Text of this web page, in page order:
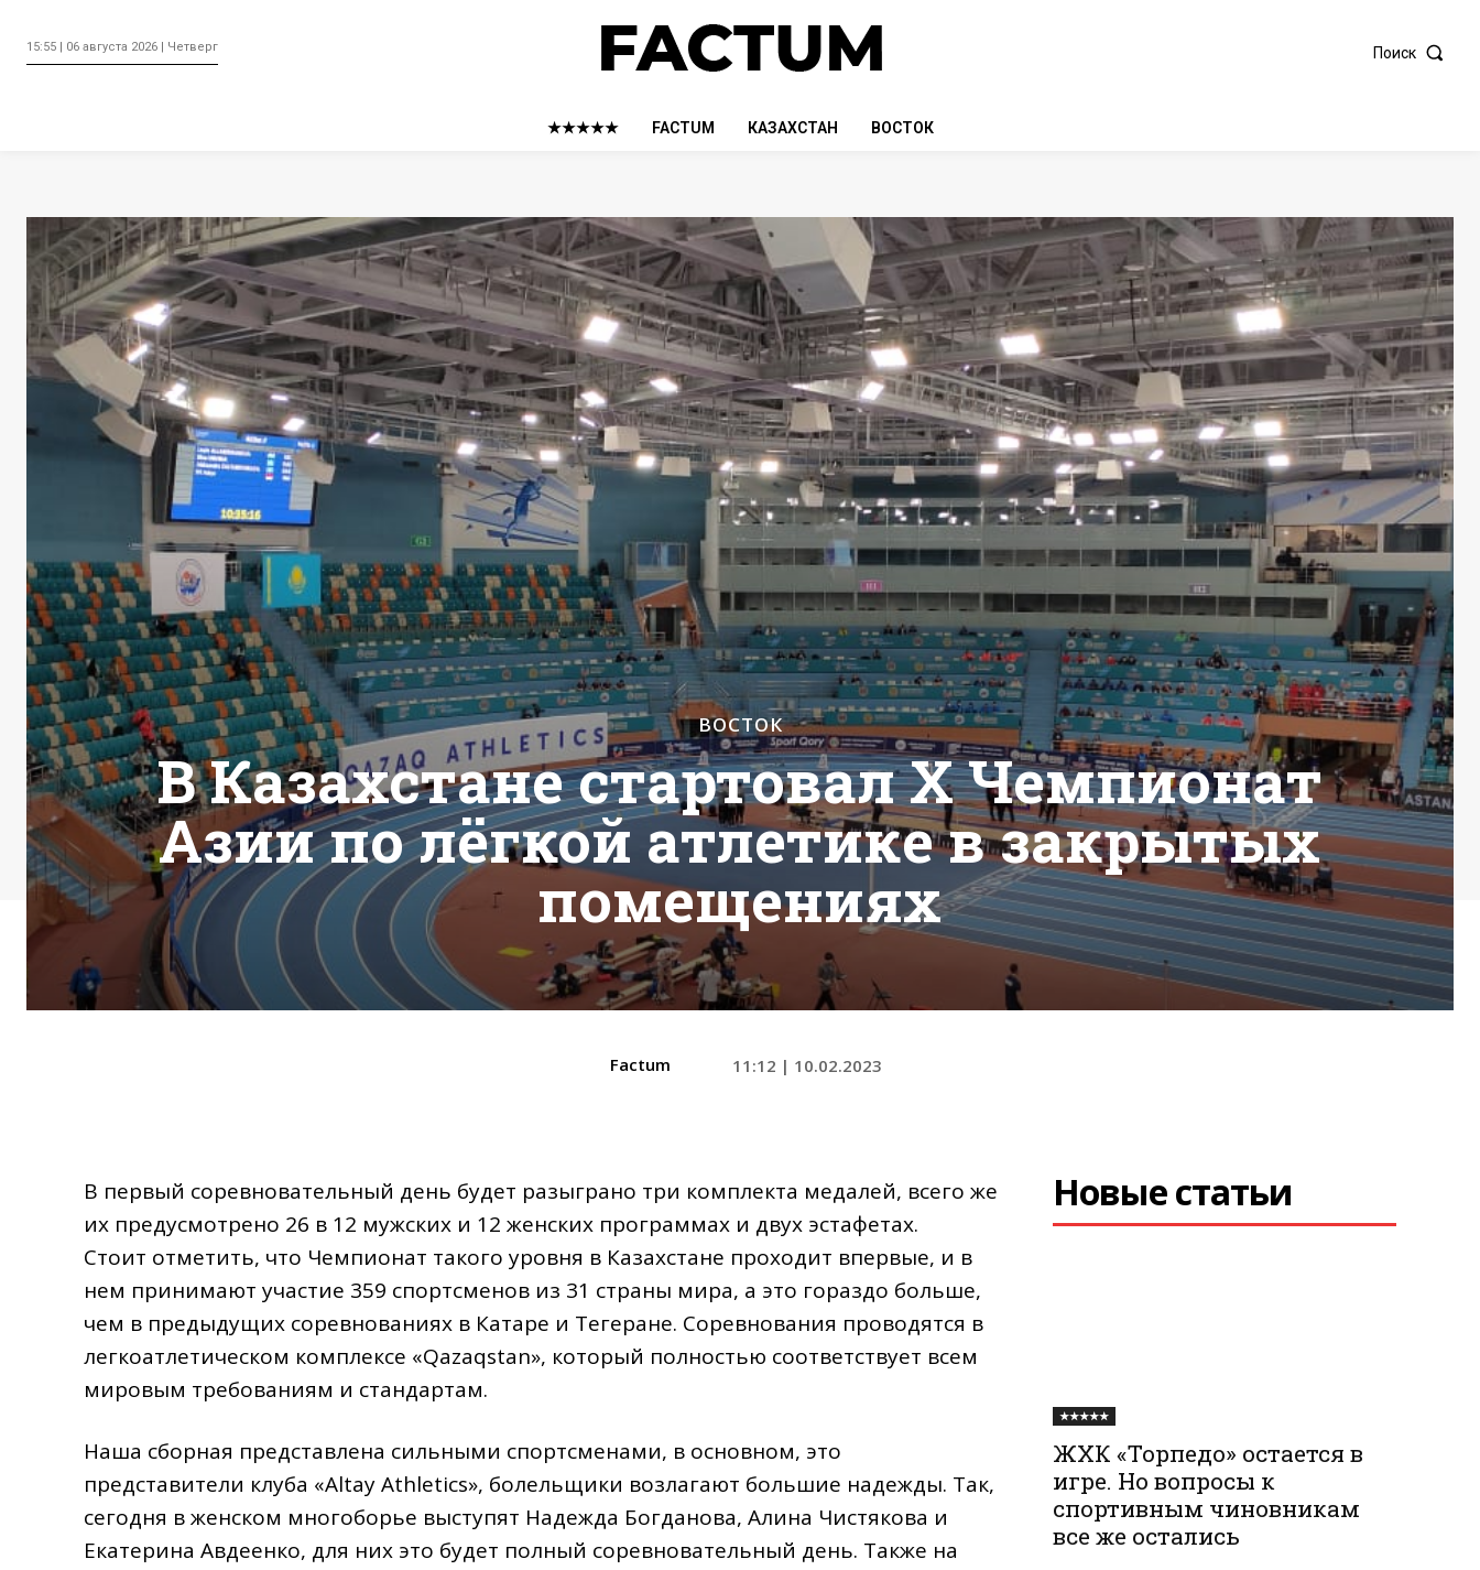
15:55 | 06 августа 2026 | Четверг Поиск
★★★★★ FACTUM КАЗАХСТАН ВОСТОК
ВОСТОК
В Казахстане стартовал Х Чемпионат
Азии по лёгкой атлетике в закрытых
помещениях
Factum 11:12 | 10.02.2023
В первый соревновательный день будет разыграно три комплекта медалей, всего же
их предусмотрено 26 в 12 мужских и 12 женских программах и двух эстафетах.
Стоит отметить, что Чемпионат такого уровня в Казахстане проходит впервые, и в
нем принимают участие 359 спортсменов из 31 страны мира, а это гораздо больше,
чем в предыдущих соревнованиях в Катаре и Тегеране. Соревнования проводятся в
легкоатлетическом комплексе «Qazaqstan», который полностью соответствует всем
мировым требованиям и стандартам.
Наша сборная представлена сильными спортсменами, в основном, это
представители клуба «Altay Athletics», болельщики возлагают большие надежды. Так,
сегодня в женском многоборье выступят Надежда Богданова, Алина Чистякова и
Екатерина Авдеенко, для них это будет полный соревновательный день. Также на
Новые статьи
★★★★★
ЖХК «Торпедо» остается в
игре. Но вопросы к
спортивным чиновникам
все же остались